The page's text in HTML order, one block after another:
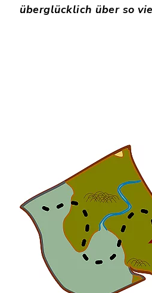
überglücklich über so